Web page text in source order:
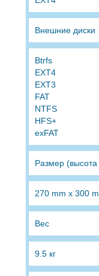
Внешние диски
Btrfs
EXT4
EXT3
FAT
NTFS
HFS+
exFAT
Размер
270 mm x 300
Вес
9.5 кг